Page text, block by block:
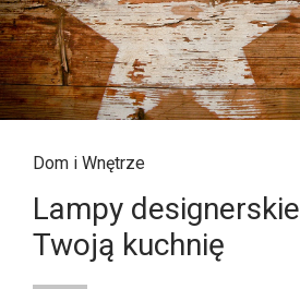
Dom i Wnętrze
Lampy
Twoją kuchnię